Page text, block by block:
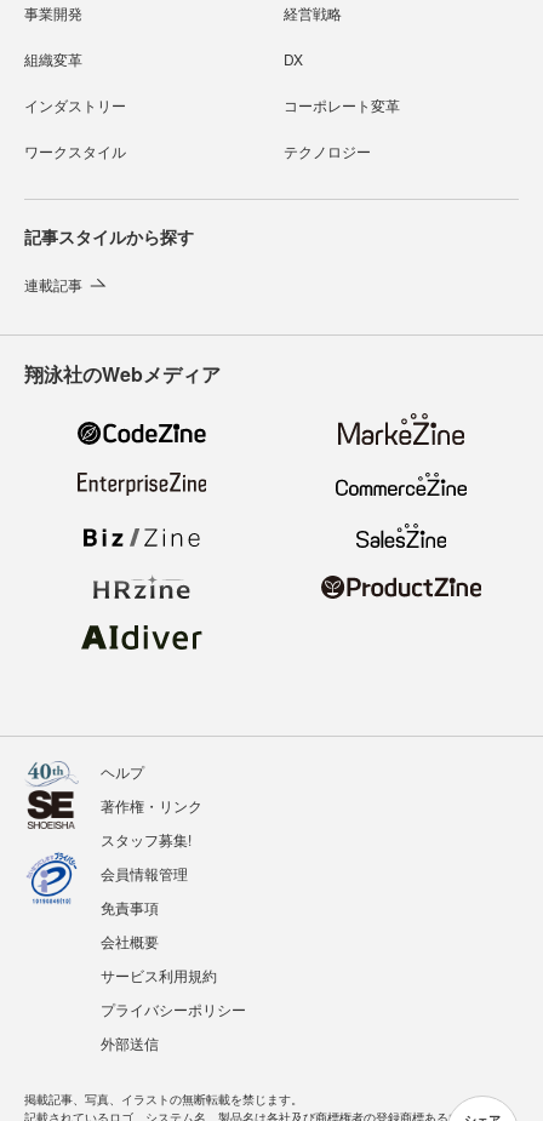
事業開発 経営戦略
組織変革 DX
インダストリー コーポレート変革
ワークスタイル テクノロジー
記事スタイルから探す
連載記事
翔泳社のWebメディア
ヘルプ
著作権・リンク
スタッフ募集!
会員情報管理
免責事項
会社概要
サービス利用規約
プライバシーポリシー
外部送信
掲載記事、写真、イラストの無断転載を禁じます。